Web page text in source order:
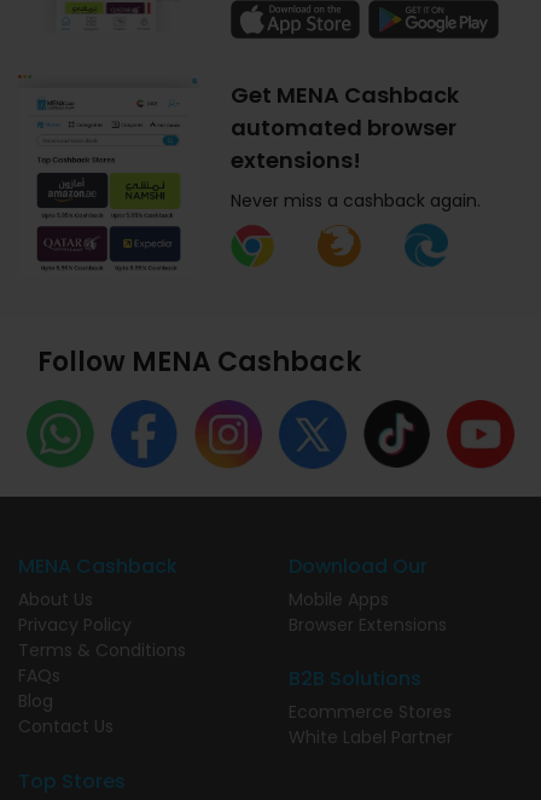
Get MENA Cashback
automated browser
extensions!
Never miss a cashback again.
Follow MENA Cashback
MENA Cashback
About Us
Privacy Policy
Terms & Conditions
FAQs
Blog
Contact Us
Download Our
Mobile Apps
Browser Extensions
B2B Solutions
Ecommerce Stores
White Label Partner
Top Stores